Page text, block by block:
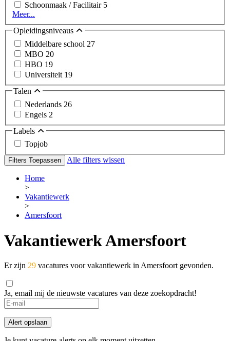
Schoonmaak / Facilitair 5
Meer...
Opleidingsniveaus
Middelbare school 27
MBO 20
HBO 19
Universiteit 19
Talen
Nederlands 26
Engels 2
Labels
Topjob
Filters Toepassen Alle filters wissen
Home
>
Vakantiewerk
>
Amersfoort
Vakantiewerk Amersfoort
Er zijn 29 vacatures voor vakantiewerk in Amersfoort gevonden.
Ja, email mij de nieuwste vacatures van deze zoekopdracht!
If
you
are
a
human,
Alert opslaan